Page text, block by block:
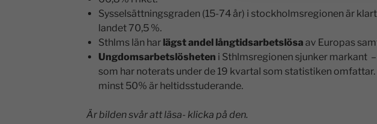
Sysselsättningsgraden (15-74 år) i stockholmsregionen är
landet 70,5 %.
Sthlms län har lägst andel långtidsarbetslösa av Europas
Ungdomsarbetslösheten i Sthlmsregionen sjunker markant
som har noterats under de 19 kvartal som statistiken omfattar.
minst 50% är heltidsstuderande.
Är bilden svår att läsa- klicka på den.